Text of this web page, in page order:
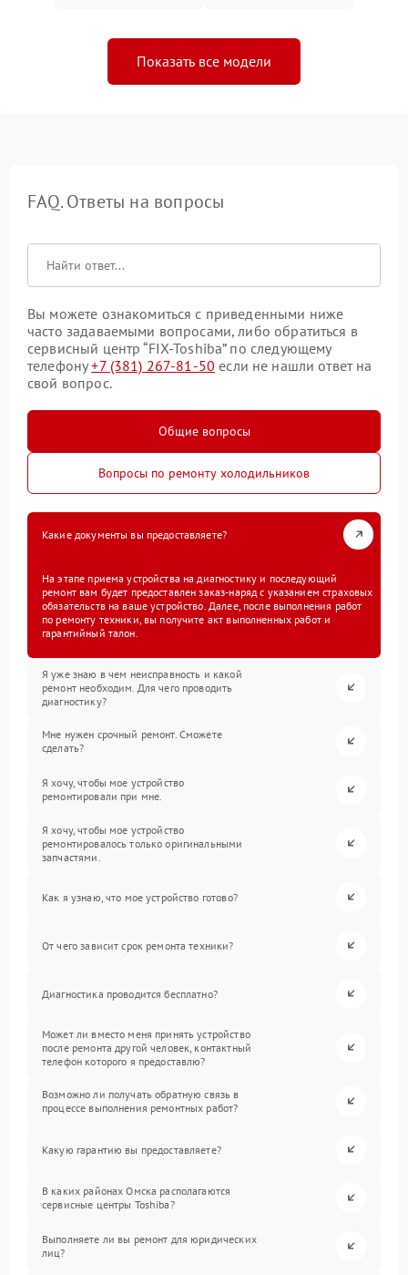
Показать все модели
FAQ. Ответы на вопросы
Вы можете ознакомиться с приведенными ниже
часто задаваемыми вопросами, либо обратиться в
сервисный центр “FIX-Toshiba” по следующему
телефону+7 (381) 267-81-50 если не нашли ответ на
свой вопрос.
Общие вопросы
Вопросы по ремонту холодильников
Какие документы вы предоставляете?
На этапе приема устройства на диагностику и последующий
ремонт вам будет предоставлен заказ-наряд с указанием страховых
обязательств на ваше устройство. Далее, после выполнения работ
по ремонту техники, вы получите акт выполненных работ и
гарантийный талон.
Я уже знаю в чем неисправность и какой
ремонт необходим. Для чего проводить
диагностику?
Мне нужен срочный ремонт. Сможете
сделать?
Я хочу, чтобы мое устройство
ремонтировали при мне.
Я хочу, чтобы мое устройство
ремонтировалось только оригинальными
запчастями.
Как я узнаю, что мое устройство готово?
От чего зависит срок ремонта техники?
Диагностика проводится бесплатно?
Может ли вместо меня принять устройство
после ремонта другой человек, контактный
телефон которого я предоставлю?
Возможно ли получать обратную связь в
процессе выполнения ремонтных работ?
Какую гарантию вы предоставляете?
В каких районах Омска располагаются
сервисные центры Toshiba?
Выполняете ли вы ремонт для юридических
лиц?